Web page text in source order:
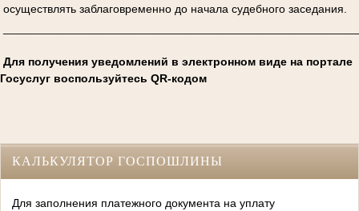
осуществлять заблаговременно до начала судебного заседания.
Для получения уведомлений в электронном виде на портале
Госуслуг воспользуйтесь QR-кодом
КАЛЬКУЛЯТОР ГОСПОШЛИНЫ
Для заполнения платежного документа на уплату